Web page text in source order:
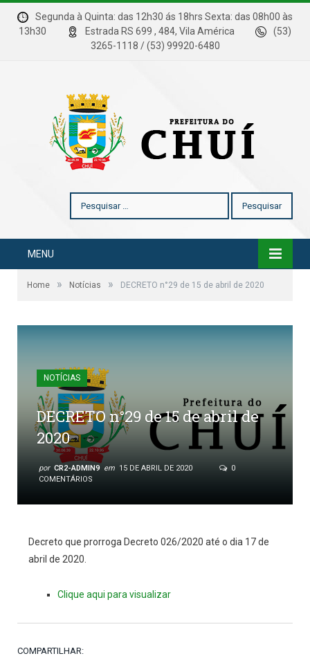
Segunda à Quinta: das 12h30 ás 18hrs Sexta: das 08h00 às
13h30
Estrada RS 699 , 484, Vila América
(53)
3265-1118 / (53) 99920-6480
MENU
Home » Notícias » DECRETO n°29 de 15 de abril de 2020
NOTÍCIAS
DECRETO n°29 de 15 de abril de
2020
por CR2-ADMIN9 em 15 DE ABRIL DE 2020
0
COMENTÁRIOS
Decreto que prorroga Decreto 026/2020 até o dia 17 de
abril de 2020.
Clique aqui para visualizar
COMPARTILHAR: